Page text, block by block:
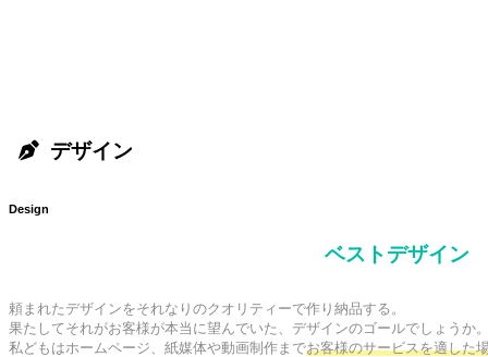
デザイン
Design
ベストデザイン
頼まれたデザインをそれなりのクオリティーで作り納品する。
果たしてそれがお客様が本当に望んでいた、デザインのゴールでしょうか
私どもはホームページ、紙媒体や動画制作までお客様のサービスを適した